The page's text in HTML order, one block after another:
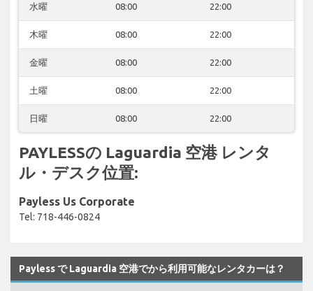
水曜 08:00 22:00
木曜 08:00 22:00
金曜 08:00 22:00
土曜 08:00 22:00
日曜 08:00 22:00
PAYLESSの Laguardia 空港 レンタ
ル・デスク位置:
Payless Us Corporate
Tel: 718-446-0824
Payless で Laguardia 空港でから利用可能なレンタカーは？